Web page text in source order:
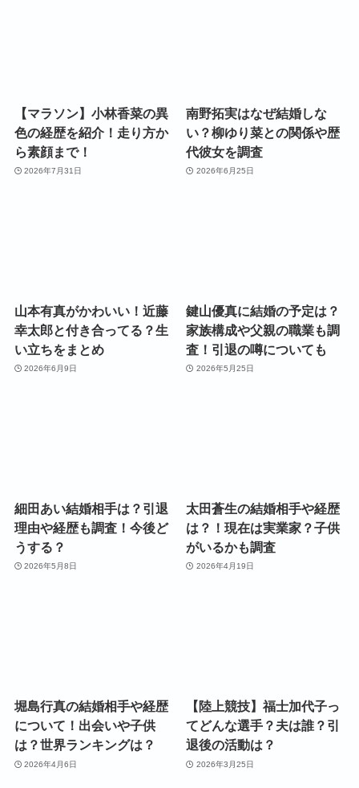
【マラソン】小林香菜の異
色の経歴を紹介！走り方か
ら素顔まで！
2026年7月31日
南野拓実はなぜ結婚しな
い？柳ゆり菜との関係や歴
代彼女を調査
2026年6月25日
山本有真がかわいい！近藤
幸太郎と付き合ってる？生
い立ちをまとめ
2026年6月9日
鍵山優真に結婚の予定は？
家族構成や父親の職業も調
査！引退の噂についても
2026年5月25日
細田あい結婚相手は？引退
理由や経歴も調査！今後ど
うする？
2026年5月8日
太田蒼生の結婚相手や経歴
は？！現在は実業家？子供
がいるかも調査
2026年4月19日
堀島行真の結婚相手や経歴
について！出会いや子供
は？世界ランキングは？
2026年4月6日
【陸上競技】福士加代子っ
てどんな選手？夫は誰？引
退後の活動は？
2026年3月25日